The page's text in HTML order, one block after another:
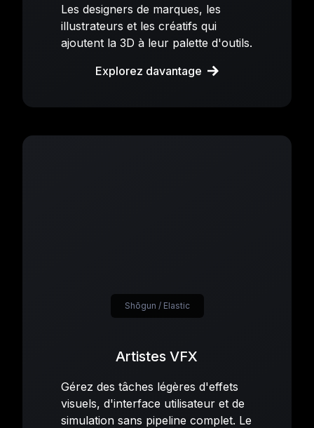
Les designers de marques, les
illustrateurs et les créatifs qui
ajoutent la 3D à leur palette d'outils.
Explorez davantage
Artistes VFX
Gérez des tâches légères d'effets
visuels, d'interface utilisateur et de
simulation sans pipeline complet. Le
Shōgun / Elastic